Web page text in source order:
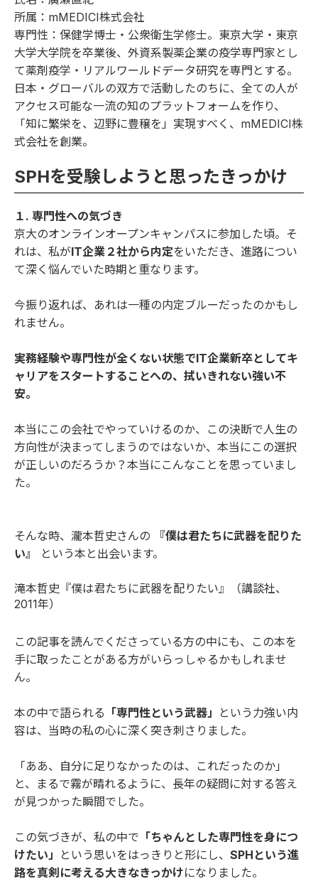
所属：mMEDICI株式会社
専門性：保健学博士・公衆衛生学修士。東京大学・東京
大学大学院を卒業後、外資系製薬企業の疫学専門家とし
て薬剤疫学・リアルワールドデータ研究を専門とする。
日本・グローバルの双方で活動したのちに、全ての人が
アクセス可能な一流の知のプラットフォームを作り、
「知に繁栄を、辺野に豊穣を」実現すべく、mMEDICI株
式会社を創業。
SPHを受験しようと思ったきっかけ
１. 専門性への気づき
京大のオンラインオープンキャンパスに参加した頃。そ
れは、私がIT企業２社から内定をいただき、進路につい
て深く悩んでいた時期と重なります。
今振り返れば、あれは一種の内定ブルーだったのかもし
れません。
実務経験や専門性が全くない状態でIT企業新卒としてキ
ャリアをスタートすることへの、拭いきれない強い不
安。
本当にこの会社でやっていけるのか、この決断で人生の
方向性が決まってしまうのではないか、本当にこの選択
が正しいのだろうか？本当にこんなことを思っていまし
た。
そんな時、瀧本哲史さんの
『僕は君たちに武器を配りた
い』
という本と出会います。
滝本哲史『僕は君たちに武器を配りたい』（講談社、
2011年）
この記事を読んでくださっている方の中にも、この本を
手に取ったことがある方がいらっしゃるかもしれませ
ん。
本の中で語られる 「専門性という武器」
という力強い内
容は、当時の私の心に深く突き刺さりました。
「ああ、自分に足りなかったのは、これだったのか」
と、まるで霧が晴れるように、長年の疑問に対する答え
が見つかった瞬間でした。
この気づきが、私の中で 「ちゃんとした専門性を身につ
けたい」
という思いをはっきりと形にし、 SPHという進
路を真剣に考える大きなきっかけになりました。